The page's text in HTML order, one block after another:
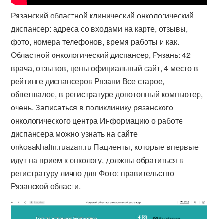
Рязанский областной клинический онкологический
диспансер: адреса со входами на карте, отзывы,
фото, номера телефонов, время работы и как.
Областной онкологический диспансер, Рязань: 42
врача, отзывов, цены официальный сайт, 4 место в
рейтинге диспансеров Рязани Все старое,
обветшалое, в регистратуре допотопный компьютер,
очень. Записаться в поликлинику рязанского
онкологического центра Информацию о работе
диспансера можно узнать на сайте
onkosakhalin.ruazan.​ru Пациенты, которые впервые
идут на прием к онкологу, должны обратиться в
регистратуру лично для Фото: правительство
Рязанской области.